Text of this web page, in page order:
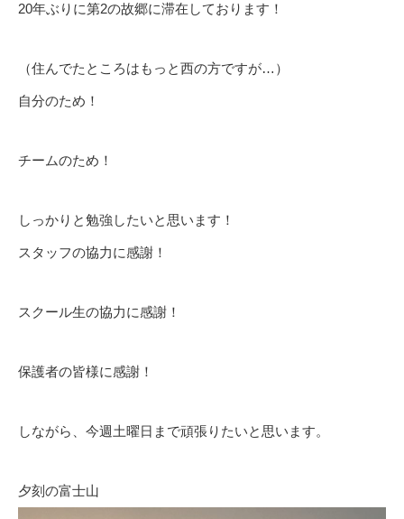
20年ぶりに第2の故郷に滞在しております！
（住んでたところはもっと西の方ですが…）
自分のため！
チームのため！
しっかりと勉強したいと思います！
スタッフの協力に感謝！
スクール生の協力に感謝！
保護者の皆様に感謝！
しながら、今週土曜日まで頑張りたいと思います。
夕刻の富士山